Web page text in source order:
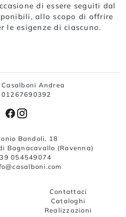
di essere seguiti dal
allo scopo di offrire
le esigenze di ciascuno.
Andrea
01267690392
Bandoli, 18
Bagnacavallo (Ravenna)
054549074
Contattaci
Cataloghi
Realizzazioni